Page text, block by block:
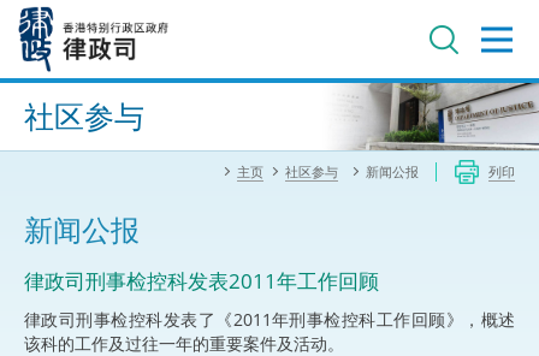
内
进阶搜寻
社区参与
主页 社区参与 新闻公报 列印
新闻公报
律政司刑事检控科发表2011年工作回顾
律政司刑事检控科发表了《2011年刑事检控科工作回顾》，概述
该科的工作及过往一年的重要案件及活动。